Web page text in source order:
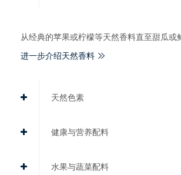
从经典的苹果或柠檬等天然香料直至甜瓜或
进一步介绍天然香料
天然色素
健康与营养配料
水果与蔬菜配料